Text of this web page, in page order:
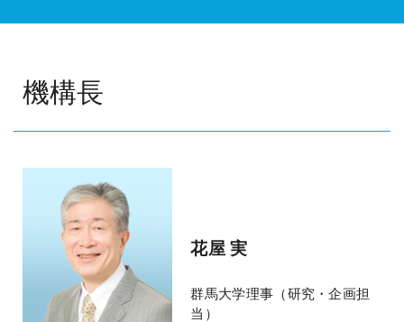
機構長
花屋 実
群馬大学理事（研究・企画担
当）